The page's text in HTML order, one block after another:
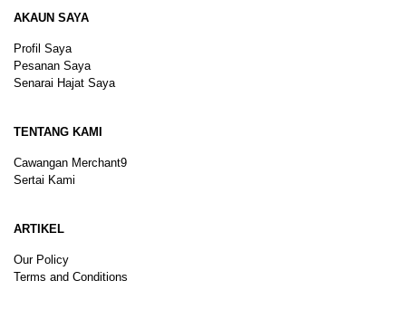
AKAUN SAYA
Profil Saya
Pesanan Saya
Senarai Hajat Saya
TENTANG KAMI
Cawangan Merchant9
Sertai Kami
ARTIKEL
Our Policy
Terms and Conditions